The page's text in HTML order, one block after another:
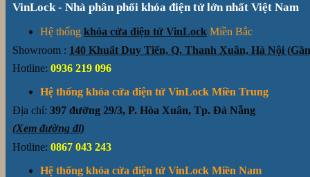
3.800.000₫.
VinLock - Nhà phân phối khóa điện tử lớn nhất Việt Nam
Hệ thống khóa cửa điện tử VinLock Miền Bắc
Showroom : 140 Khuất Duy Tiến, Q. Thanh Xuân, Hà Nội
Hotline: 0936 219 096
Hệ thống khóa cửa điện tử VinLock Miền Trung
Địa chỉ: 397 đường 29/3, P. Hòa Xuân, Tp. Đà Nẵng
(Xem đường đi)
Hotline: 0867 043 243
Hệ thống khóa cửa điện tử VinLock Miền Nam